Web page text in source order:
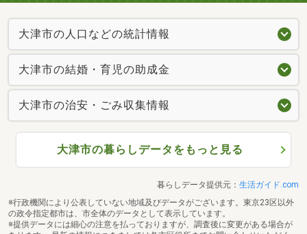
大津市の人口などの統計情報
大津市の結婚・育児の助成金
大津市の治安・ごみ収集情報
大津市の暮らしデータをもっと見る
暮らしデータ提供元： 生活ガイド.com
※行政機関により公表していない地域及びデータがございます。東京23区以外
の政令指定都市は、市全体のデータとして表示しています。
※提供データには細心の注意を払っておりますが、調査後に変更がある場合が